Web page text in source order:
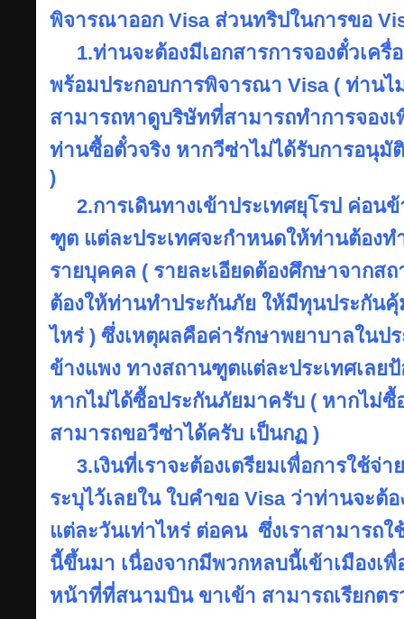
พิจารณาออก Visa ส่วนทริปในการขอ
1.ท่านจะต้องมีเอกสารการจองตั๋วเครื่
พร้อมประกอบการพิจารณา Visa ( ท่านไ
สามารถหาดูบริษัทที่สามารถทำการจอง
ท่านซื้อตั๋วจริง หากวีซ่าไม่ได้รับการอนุมั
)
2.การเดินทางเข้าประเทศยุโรป ค่อน
ฑูต แต่ละประเทศจะกำหนดให้ท่านต้องท
รายบุคคล ( รายละเอียดต้องศึกษาจากส
ต้องให้ท่านทำประกันภัย ให้มีทุนประกัน
ไหร่ ) ซึ่งเหตุผลคือค่ารักษาพยาบาลในป
ข้างแพง ทางสถานฑูตแต่ละประเทศเลย
หากไม่ได้ซื้อประกันภัยมาครับ ( หากไม่ซื้
สามารถขอวีซ่าได้ครับ เป็นกฏ )
3.เงินที่เราจะต้องเตรียมเพื่อการใช้จ่
ระบุไว้เลยใน ใบคำขอ Visa ว่าท่านจะต้
แต่ละวันเท่าไหร่ ต่อคน ซึ่งเราสามารถ
นี้ขึ้นมา เนื่องจากมีพวกหลบนี้เข้าเมืองเ
หน้าที่ที่สนามบิน ขาเข้า สามารถเรียกต